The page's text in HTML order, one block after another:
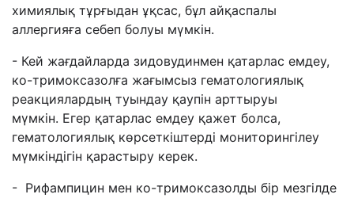
химиялық тұрғыдан ұқсас, бұл айқаспалы
аллергияға себеп болуы мүмкін.
- Кей жағдайларда зидовудинмен қатарлас емдеу,
ко-тримоксазолға жағымсыз гематологиялық
реакциялардың туындау қаупін арттыруы
мүмкін. Егер қатарлас емдеу қажет болса,
гематологиялық көрсеткіштерді мониторингілеу
мүмкіндігін қарастыру керек.
- Рифампицин мен ко-тримоксазолды бір мезгілде